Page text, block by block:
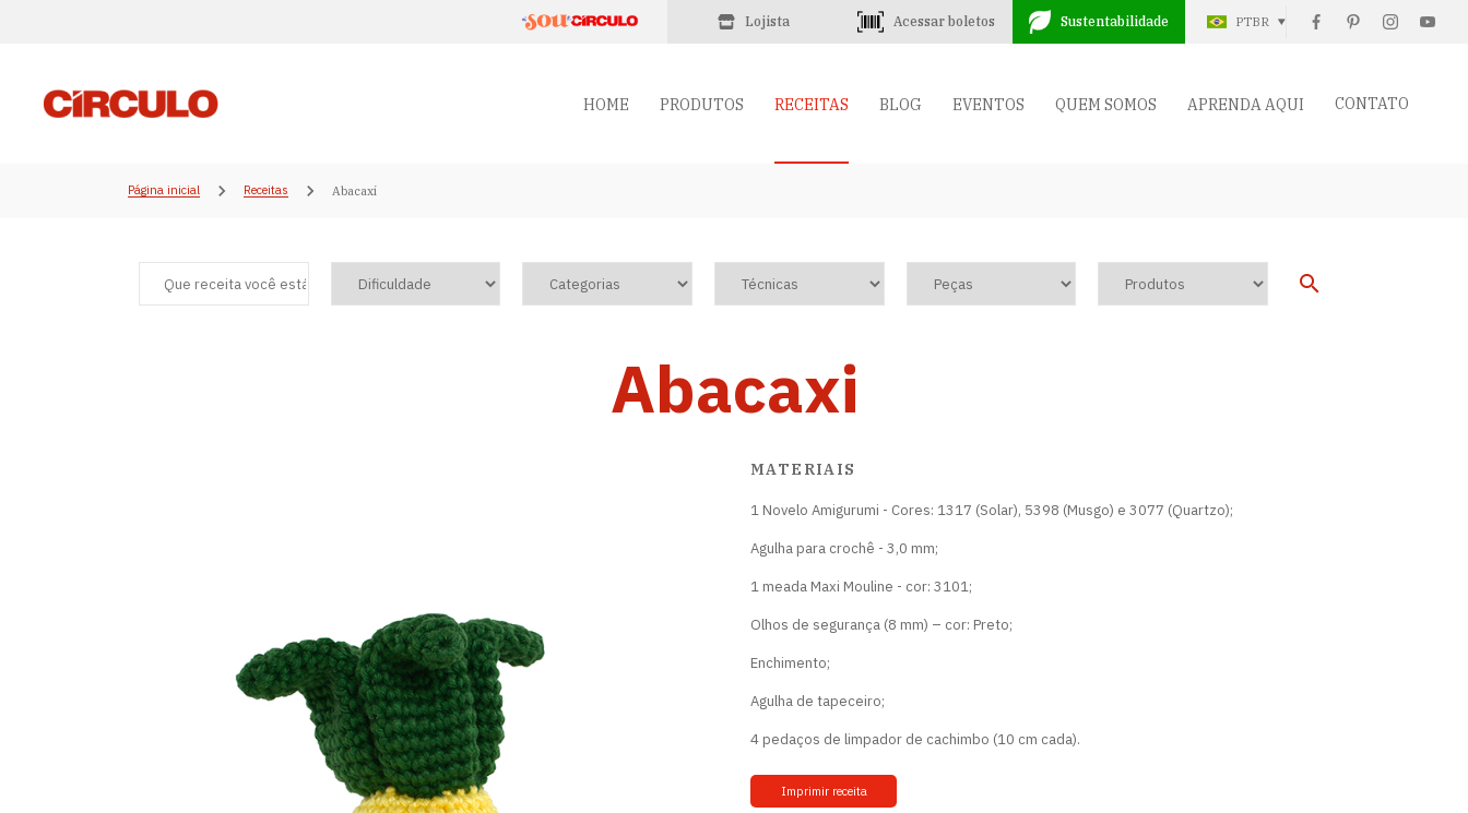
Lojista Acessar boletos Sustentabilidade PTBR
HOME PRODUTOS RECEITAS BLOG EVENTOS QUEM SOMOS APRENDA AQUI CONTATO
Página inicial Receitas Abacaxi
Abacaxi
MATERIAIS
1 Novelo Amigurumi - Cores: 1317 (Solar), 5398 (Musgo) e 3077 (Quartzo);
Agulha para crochê - 3,0 mm;
1 meada Maxi Mouline - cor: 3101;
Olhos de segurança (8 mm) – cor: Preto;
Enchimento;
Agulha de tapeceiro;
4 pedaços de limpador de cachimbo (10 cm cada).
Imprimir receita